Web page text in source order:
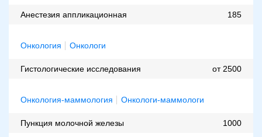
Анестезия аппликационная 185
Онкология Онкологи
Гистологические исследования от 2500
Онкология-маммология Онкологи-маммологи
Пункция молочной железы 1000